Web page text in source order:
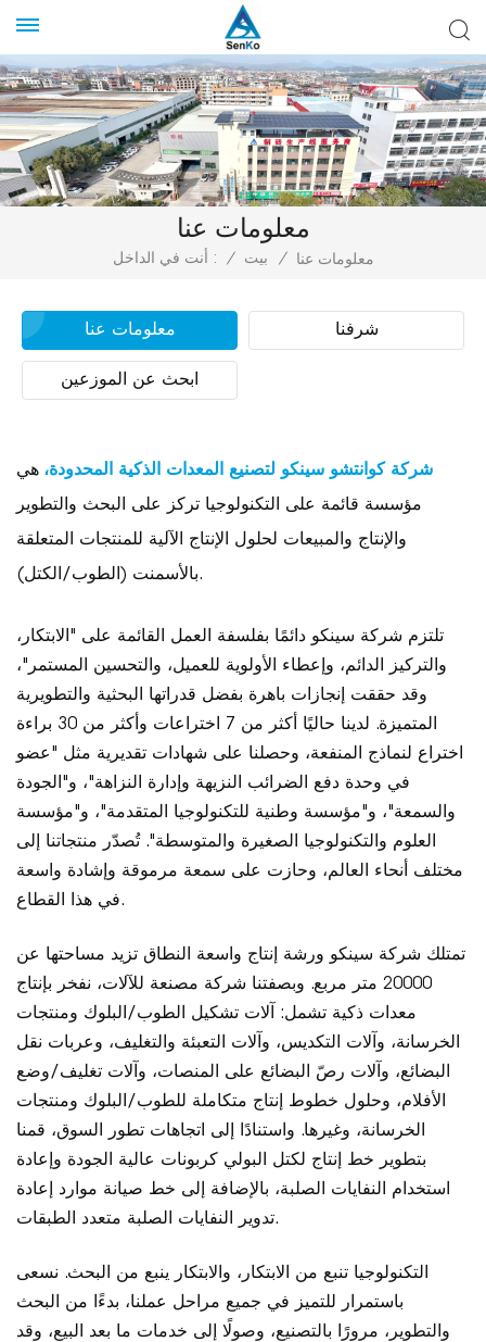
معلومات عنا
أنت في الداخل : / بيت / معلومات عنا
معلومات عنا شرفنا
ابحث عن الموزعين
شركة كوانتشو سينكو لتصنيع المعدات الذكية المحدودة، هي
مؤسسة قائمة على التكنولوجيا تركز على البحث والتطوير
والإنتاج والمبيعات لحلول الإنتاج الآلية للمنتجات المتعلقة
بالأسمنت (الطوب/الكتل).
تلتزم شركة سينكو دائمًا بفلسفة العمل القائمة على "الابتكار،
والتركيز الدائم، وإعطاء الأولوية للعميل، والتحسين المستمر"،
وقد حققت إنجازات باهرة بفضل قدراتها البحثية والتطويرية
المتميزة. لدينا حاليًا أكثر من 7 اختراعات وأكثر من 30 براءة
اختراع لنماذج المنفعة، وحصلنا على شهادات تقديرية مثل "عضو
في وحدة دفع الضرائب النزيهة وإدارة النزاهة"، و"الجودة
والسمعة"، و"مؤسسة وطنية للتكنولوجيا المتقدمة"، و"مؤسسة
العلوم والتكنولوجيا الصغيرة والمتوسطة". تُصدّر منتجاتنا إلى
مختلف أنحاء العالم، وحازت على سمعة مرموقة وإشادة واسعة
في هذا القطاع.
تمتلك شركة سينكو ورشة إنتاج واسعة النطاق تزيد مساحتها عن
20000 متر مربع. وبصفتنا شركة مصنعة للآلات، نفخر بإنتاج
معدات ذكية تشمل: آلات تشكيل الطوب/البلوك ومنتجات
الخرسانة، وآلات التكديس، وآلات التعبئة والتغليف، وعربات نقل
البضائع، وآلات رصّ البضائع على المنصات، وآلات تغليف/وضع
الأفلام، وحلول خطوط إنتاج متكاملة للطوب/البلوك ومنتجات
الخرسانة، وغيرها. واستنادًا إلى اتجاهات تطور السوق، قمنا
بتطوير خط إنتاج لكتل ​​البولي كربونات عالية الجودة وإعادة
استخدام النفايات الصلبة، بالإضافة إلى خط صيانة موارد إعادة
تدوير النفايات الصلبة متعدد الطبقات.
التكنولوجيا تنبع من الابتكار، والابتكار ينبع من البحث. نسعى
باستمرار للتميز في جميع مراحل عملنا، بدءًا من البحث
والتطوير، مرورًا بالتصنيع، وصولًا إلى خدمات ما بعد البيع، وقد